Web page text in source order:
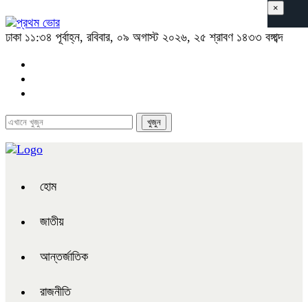
ঢাকা ১১:৩৪ পূর্বাহ্ন, রবিবার, ০৯ অগাস্ট ২০২৬, ২৫ শ্রাবণ ১৪৩৩ বঙ্গাব্দ
হোম
জাতীয়
আন্তর্জাতিক
রাজনীতি
×